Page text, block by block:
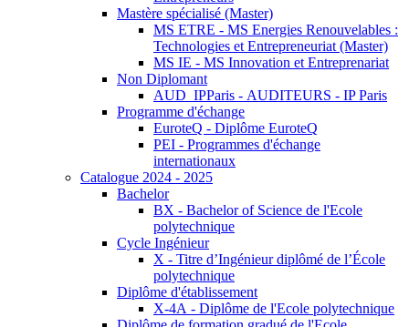
Mastère spécialisé (Master)
MS ETRE - MS Energies Renouvelables :
Technologies et Entrepreneuriat (Master)
MS IE - MS Innovation et Entreprenariat
Non Diplomant
AUD_IPParis - AUDITEURS - IP Paris
Programme d'échange
EuroteQ - Diplôme EuroteQ
PEI - Programmes d'échange
internationaux
Catalogue 2024 - 2025
Bachelor
BX - Bachelor of Science de l'Ecole
polytechnique
Cycle Ingénieur
X - Titre d’Ingénieur diplômé de l’École
polytechnique
Diplôme d'établissement
X-4A - Diplôme de l'Ecole polytechnique